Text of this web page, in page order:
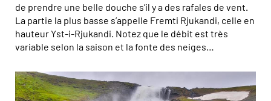
de prendre une belle douche s’il y a des rafales de vent.
La partie la plus basse s’appelle Fremti Rjukandi, celle en
hauteur Yst-i-Rjukandi. Notez que le débit est très
variable selon la saison et la fonte des neiges…